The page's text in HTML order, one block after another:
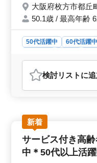
経験や
軽にお
大阪府枚方市都
50.1歳 / 最高年齢
50代活躍中 60代活躍中
おすすめポイント
＜夜勤業務なしの介
介護職を提供してい
り、利用者の日中の活
勤が苦手な方や家庭と
です。長期間働ける方
っています。 ＜大阪
大阪府枚方市における
検討リスト に
新着
サービス付き高
中＊50代以上活躍